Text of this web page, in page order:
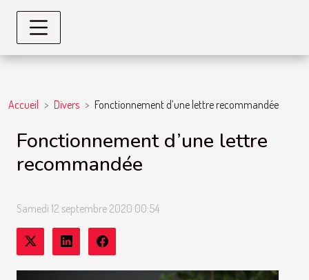
Accueil Divers Fonctionnement d’une lettre recommandée
Fonctionnement d’une lettre
recommandée
Samedi 12 septembre 2020 00:54